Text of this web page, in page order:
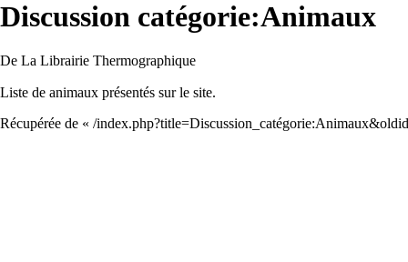
Discussion catégorie:Animaux
De La Librairie Thermographique
Liste de animaux présentés sur le site.
Récupérée de « /